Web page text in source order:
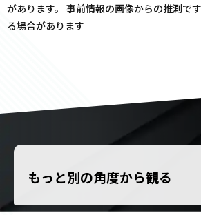
があります。 事前情報の画像からの推測で
る場合があります
もっと別の角度から観る